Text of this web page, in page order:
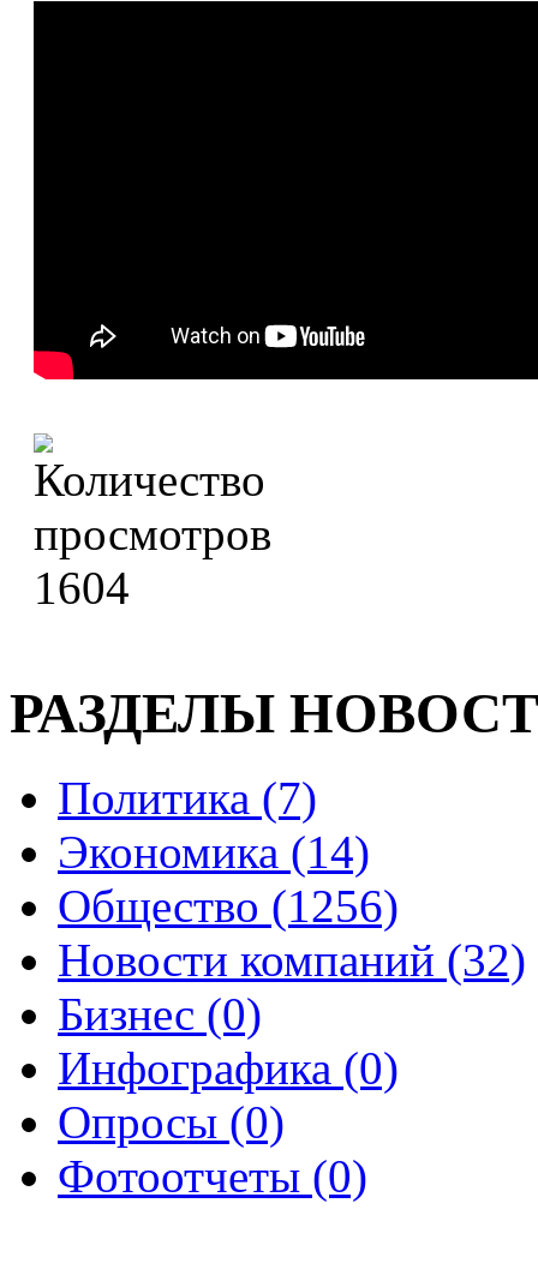
1604
РАЗДЕЛЫ
Политика (7)
Экономика (14)
Общество (1256)
Новости компаний (32)
Бизнес (0)
Инфографика (0)
Опросы (0)
Фотоотчеты (0)